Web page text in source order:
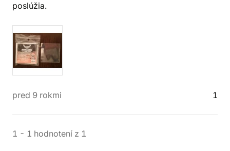
poslúžia.
pred 9 rokmi 1
1 - 1 hodnotení z 1